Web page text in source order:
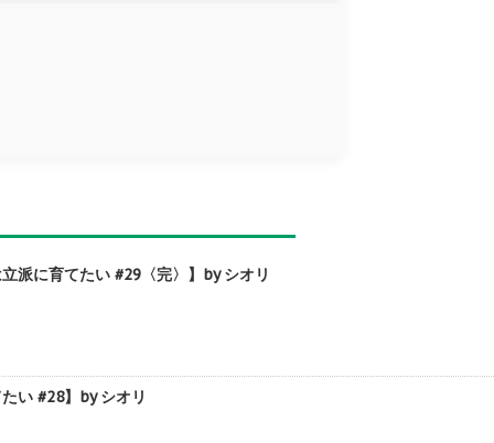
派に育てたい #29〈完〉】by シオリ
い #28】by シオリ